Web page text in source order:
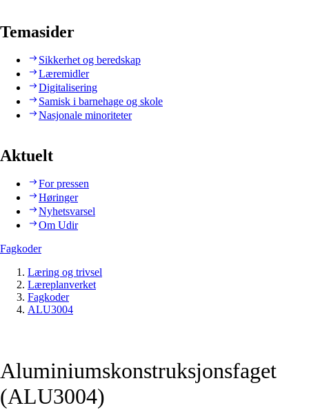
Temasider
Sikkerhet og beredskap
Læremidler
Digitalisering
Samisk i barnehage og skole
Nasjonale minoriteter
Aktuelt
For pressen
Høringer
Nyhetsvarsel
Om Udir
Fagkoder
Læring og trivsel
Læreplanverket
Fagkoder
ALU3004
Aluminiumskonstruksjonsfaget
(ALU3004)